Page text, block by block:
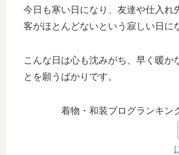
今日も寒い日になり、友達や仕入れ
客がほとんどないという寂しい日に
こんな日は心も沈みがち、早く暖か
とを願うばかりです。
着物・和装ブログランキン